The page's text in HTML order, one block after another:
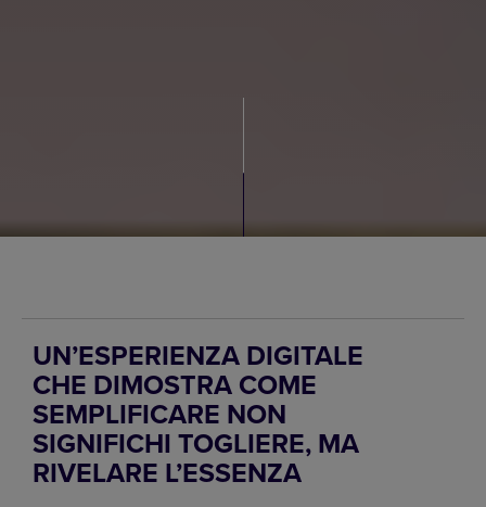
UN’ESPERIENZA DIGITALE
CHE DIMOSTRA COME
SEMPLIFICARE NON
SIGNIFICHI TOGLIERE, MA
RIVELARE L’ESSENZA